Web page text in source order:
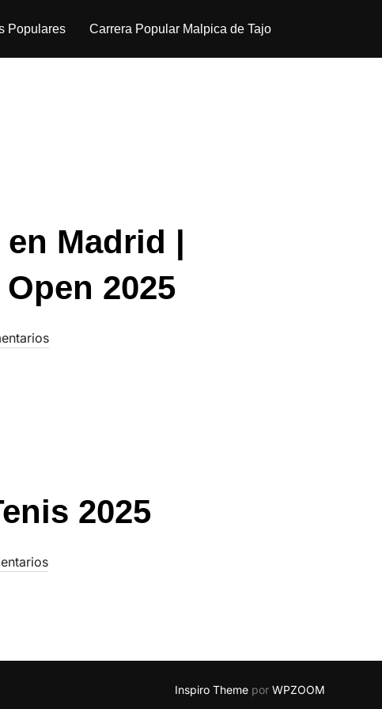
Populares Carrera Popular Malpica de Tajo
Madrid |
2025
2025
Inspiro Theme por WPZOOM